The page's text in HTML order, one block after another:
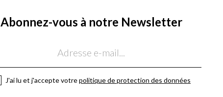
Abonnez-vous à notre Newsletter
J'ai lu et j'accepte votrepolitique de protection des données